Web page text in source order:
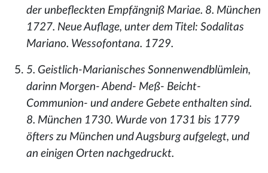
der unbefleckten Empfängniß Mariae. 8. München
1727. Neue Auflage, unter dem Titel: Sodalitas
Mariano. Wessofontana. 1729.
5. Geistlich-Marianisches Sonnenwendblümlein,
darinn Morgen- Abend- Meß- Beicht-
Communion- und andere Gebete enthalten sind.
8. München 1730. Wurde von 1731 bis 1779
öfters zu München und Augsburg aufgelegt, und
an einigen Orten nachgedruckt.